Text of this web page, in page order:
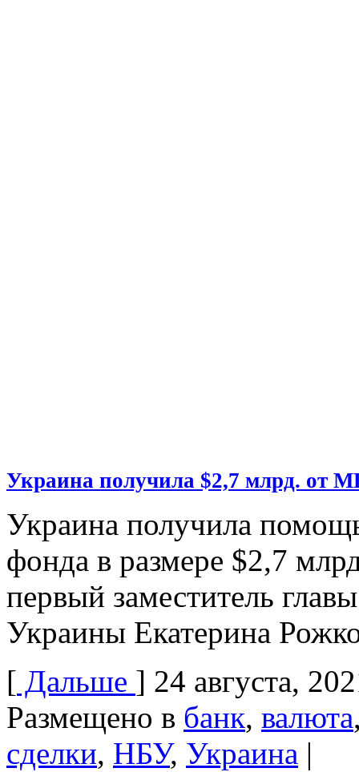
Украина получила $2,7 млрд. от
Украина получила
фонда в размере $2,7
первый заместитель
Украины Екатерина
[ Дальше ] 24 августа,
Размещено в банк, валюта
сделки, НБУ, Украина |